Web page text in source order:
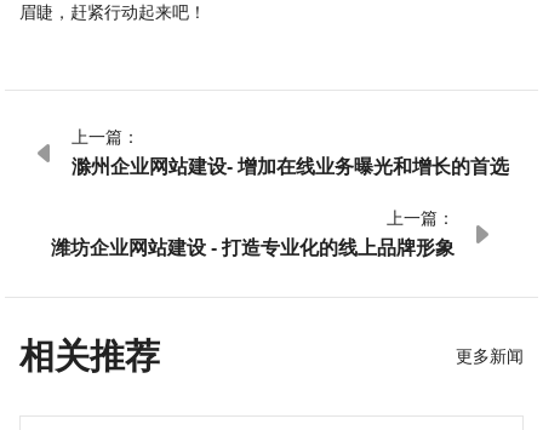
眉睫，赶紧行动起来吧！

上一篇：
滁州企业网站建设- 增加在线业务曝光和增长的首选
上一篇：
潍坊企业网站建设 - 打造专业化的线上品牌形象

相关推荐 更多新闻